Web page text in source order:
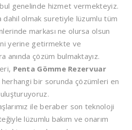
genelinde hizmet vermekteyiz.
dahil olmak suretiyle lüzumlu tüm
markası ne olursa olsun
yerine getirmekte ve
anında çözüm bulmaktayız.
Penta Gömme Rezervuar
herhangi bir sorunda çözümleri en
ile beraber son teknoloji
lüzumlu bakım ve onarım